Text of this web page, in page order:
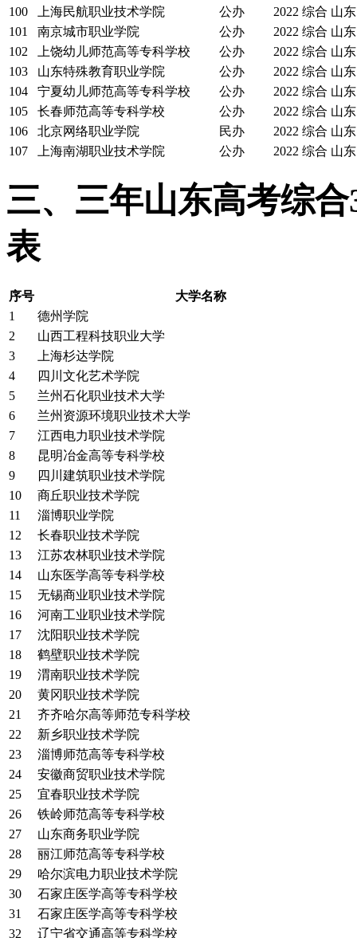
100
上海民航职业技术学院 公办 2022 综合 山东
101
南京城市职业学院 公办 2022 综合 山东
102
上饶幼儿师范高等专科学校 公办 2022 综合 山东
103
山东特殊教育职业学院 公办 2022 综合 山东
104
宁夏幼儿师范高等专科学校 公办 2022 综合 山东
105
长春师范高等专科学校 公办 2022 综合 山东
106
北京网络职业学院 民办 2022 综合 山东
107
上海南湖职业技术学院 公办 2022 综合 山东
三、三年山东高考综
表
序号
大学名称
1
德州学院
2
山西工程科技职业大学
3
上海杉达学院
4
四川文化艺术学院
5
兰州石化职业技术大学
6
兰州资源环境职业技术大学
7
江西电力职业技术学院
8
昆明冶金高等专科学校
9
四川建筑职业技术学院
10
商丘职业技术学院
11
淄博职业学院
12
长春职业技术学院
13
江苏农林职业技术学院
14
山东医学高等专科学校
15
无锡商业职业技术学院
16
河南工业职业技术学院
17
沈阳职业技术学院
18
鹤壁职业技术学院
19
渭南职业技术学院
20
黄冈职业技术学院
21
齐齐哈尔高等师范专科学校
22
新乡职业技术学院
23
淄博师范高等专科学校
24
安徽商贸职业技术学院
25
宜春职业技术学院
26
铁岭师范高等专科学校
27
山东商务职业学院
28
丽江师范高等专科学校
29
哈尔滨电力职业技术学院
30
石家庄医学高等专科学校
31
石家庄医学高等专科学校
32
辽宁省交通高等专科学校